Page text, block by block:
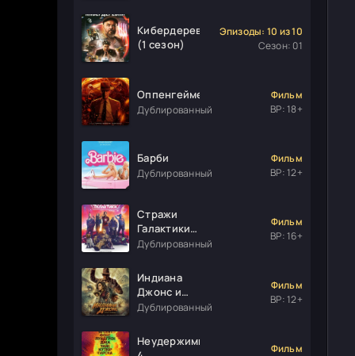
Кибердеревня
(1 сезон)
Эпизоды: 10 из 10
Сезон: 01
Оппенгеймер
Дублированный
Фильм
ВР: 18+
Барби
Дублированный
Фильм
ВР: 12+
Стражи
Галактики.
Часть 3
Дублированный
Фильм
ВР: 16+
Индиана
Джонс и
колесо
Дублированный
Фильм
ВР: 12+
Неудержимые
Фильм